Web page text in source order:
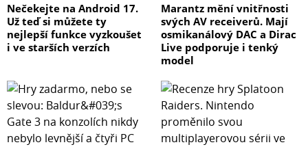
Nečekejte na Android 17.
Už teď si můžete ty
nejlepší funkce vyzkoušet
i ve starších verzích
Marantz mění vnitřnosti
svých AV receiverů. Mají
osmikanálový DAC a Dirac
Live podporuje i tenký
model